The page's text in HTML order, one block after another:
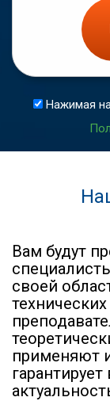
Нажимая
Вам будут
своей
применяют